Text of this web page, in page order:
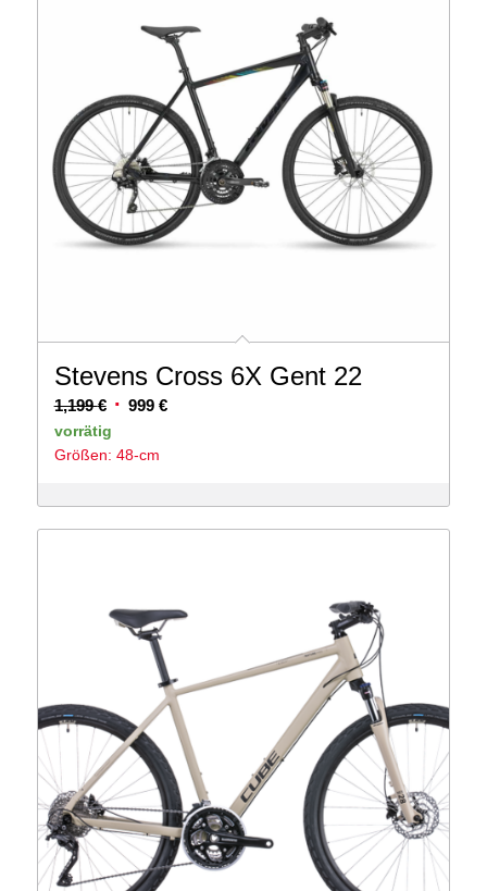
Stevens Cross 6X Gent 22
1,199€ Ursprünglicher
Preis
war:
999 €Aktueller
vorrätig
Größen: 48-cm